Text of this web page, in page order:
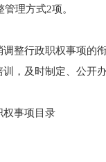
理方式2项。
行政职权事项的衔
，及时制定、公开
事项目录